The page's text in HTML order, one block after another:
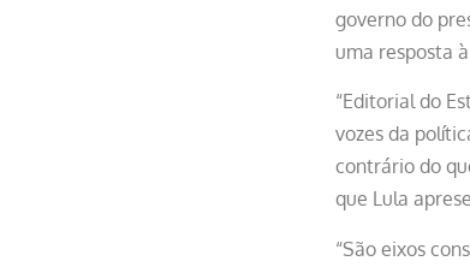
governo do
uma resposta
“Editorial do
vozes da
contrário do
que Lula
“São eixos